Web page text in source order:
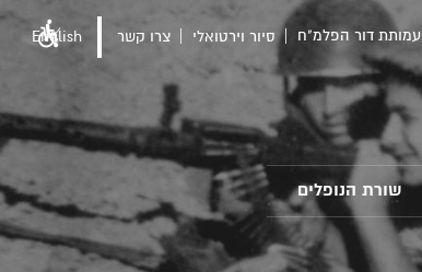
עמותת דור הפלמ"ח סיור וירטואלי צרו קשר English
שורת הנופלים